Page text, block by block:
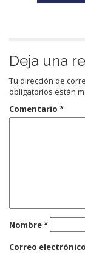
Deja una
Tu dirección de
obligatorios están
Comentario *
Nombre*
Correo electrónico